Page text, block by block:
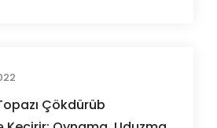
Çökdürüb